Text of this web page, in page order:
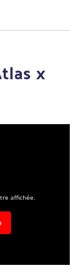
x
affichée.